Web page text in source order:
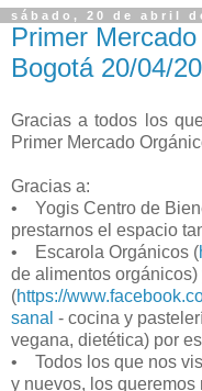
sábado, 20 de abril
Primer
Bogotá 20/04/
Gracias a todos los
Primer Mercado
Gracias a:
• Yogis Centro de
prestarnos el espacio
• Escarola Orgánicos (
de alimentos
(https://
sanal - cocina y
vegana, dietética) por
• Todos los que nos
y nuevos, los queremos